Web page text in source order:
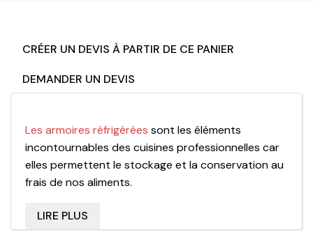
CRÉER UN DEVIS À PARTIR DE CE PANIER
DEMANDER UN DEVIS
Les armoires réfrigérées sont les éléments
incontournables des cuisines professionnelles car
elles permettent le stockage et la conservation au
frais de nos aliments.
Les armoires réfrigérées positives
LIRE PLUS